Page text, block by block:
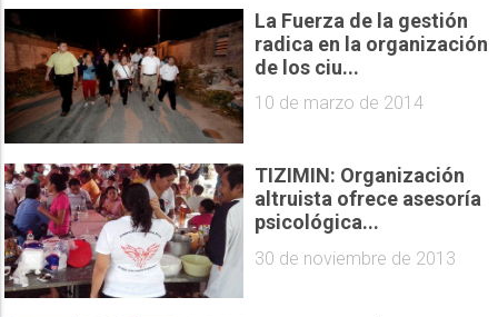
La Fuerza de la gestión
radica en la organización
de los ciu...
10 de marzo de 2014
TIZIMIN: Organización
altruista ofrece asesoría
psicológica...
30 de noviembre de 2013